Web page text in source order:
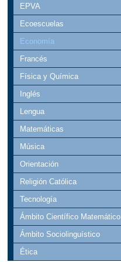
EPVA
Ecoescuelas
Economía
Francés
Física y Química
Inglés
Lengua
Matemáticas
Música
Orientación
Religión Católica
Tecnología
Ámbito Científico Matemático
Ámbito Sociolinguístico
Ética